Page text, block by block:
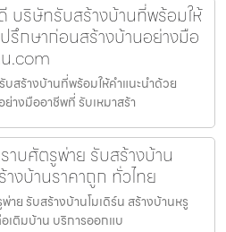
บริษัทรับสร้างบ้านที่พร้อมให้
รึกษาก่อนสร้างบ้านอย่างมือ
.com
สร้างบ้านที่พร้อมให้คำแนะนำด้วย
างมืออาชีพที่ รับเหมาสร้า
าบศัตรูพ่าย รับสร้างบ้าน
งบ้านราคาถูก ทั่วไทย
ย รับสร้างบ้านโมเดิร์น สร้างบ้านหรู
เติมบ้าน บริการออกแบ